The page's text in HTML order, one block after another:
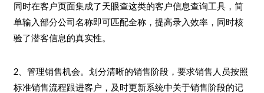
同时在客户页面集成了天眼查这类的客户信息查询工具，简
单输入部分公司名称即可匹配全称，提高录入效率，同时核
验了潜客信息的真实性。
2、管理销售机会。划分清晰的销售阶段，要求销售人员按照
标准销售流程跟进客户，及时更新系统中关于销售阶段的记